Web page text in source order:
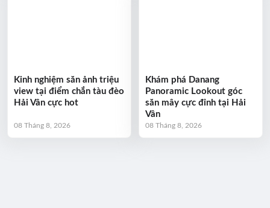
Kinh nghiệm săn ảnh triệu
view tại điểm chắn tàu đèo
Hải Vân cực hot
08 Tháng 8, 2026
Khám phá Danang
Panoramic Lookout góc
săn mây cực đỉnh tại Hải
Vân
08 Tháng 8, 2026